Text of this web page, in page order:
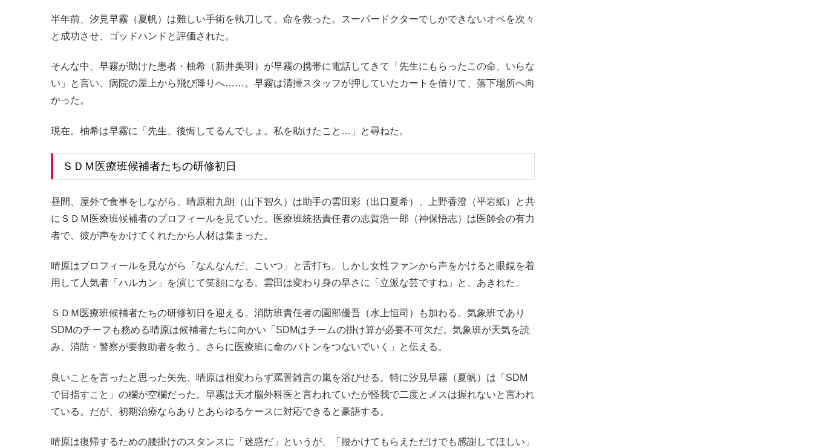
半年前、汐見早霧（夏帆）は難しい手術を執刀して、命を救った。スーパードクターでしかできないオペを次々
と成功させ、ゴッドハンドと評価された。
そんな中、早霧が助けた患者・柚希（新井美羽）が早霧の携帯に電話してきて「先生にもらったこの命、いらな
い」と言い、病院の屋上から飛び降りへ……。早霧は清掃スタッフが押していたカートを借りて、落下場所へ向
かった。
現在。柚希は早霧に「先生、後悔してるんでしょ。私を助けたこと…」と尋ねた。
ＳＤＭ医療班候補者たちの研修初日
昼間、屋外で食事をしながら、晴原柑九朗（山下智久）は助手の雲田彩（出口夏希）、上野香澄（平岩紙）と共
にＳＤＭ医療班候補者のプロフィールを見ていた。医療班統括責任者の志賀浩一郎（神保悟志）は医師会の有力
者で、彼が声をかけてくれたから人材は集まった。
晴原はプロフィールを見ながら「なんなんだ、こいつ」と舌打ち。しかし女性ファンから声をかけると眼鏡を着
用して人気者「ハルカン」を演じて笑顔になる。雲田は変わり身の早さに「立派な芸ですね」と、あきれた。
ＳＤＭ医療班候補者たちの研修初日を迎える。消防班責任者の園部優吾（水上恒司）も加わる。気象班であり
SDMのチーフも務める晴原は候補者たちに向かい「SDMはチームの掛け算が必要不可欠だ。気象班が天気を読
み、消防・警察が要救助者を救う。さらに医療班に命のバトンをつないでいく」と伝える。
良いことを言ったと思った矢先、晴原は相変わらず罵詈雑言の嵐を浴びせる。特に汐見早霧（夏帆）は「SDM
で目指すこと」の欄が空欄だった。早霧は天才脳外科医と言われていたが怪我で二度とメスは握れないと言われ
ている。だが、初期治療ならありとあらゆるケースに対応できると豪語する。
晴原は復帰するための腰掛けのスタンスに「迷惑だ」というが、「腰かけてもらえただけでも感謝してほしい」